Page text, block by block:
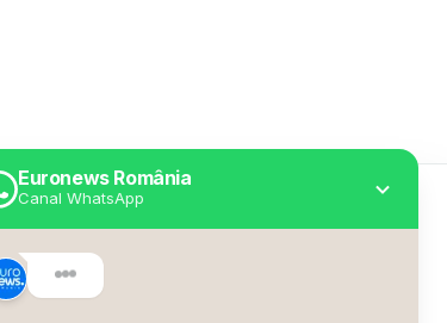
Euronews România
Canal WhatsApp
Despre Euronews